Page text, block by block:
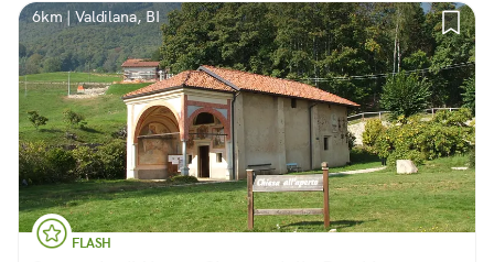
6km | Valdilana, BI
FLASH